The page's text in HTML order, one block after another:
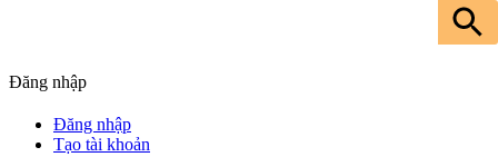
Đăng nhập
Đăng nhập
Tạo tài khoản